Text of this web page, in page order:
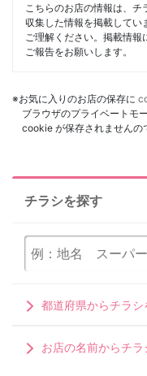
こちらのお店の情報は、
収集した情報を掲載してい
ご理解ください。掲載情
ご報告をお願いします。
※お気に入りのお店の保存に
ブラウザのプライベートモ
cookie が保存されませんの
チラシを探す
都道府県からチラシ
お店の名前からチラ